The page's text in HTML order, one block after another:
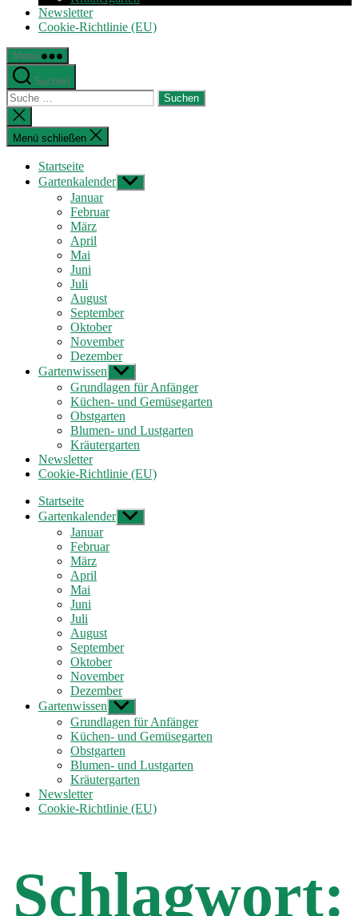
Newsletter
Cookie-Richtlinie (EU)
Menü
Suchen
Suche
nach:
Suche
schließen
Menü schließen
Startseite
Gartenkalender Untermenü
anzeigen
Januar
Februar
März
April
Mai
Juni
Juli
August
September
Oktober
November
Dezember
Gartenwissen Untermenü
anzeigen
Grundlagen für Anfänger
Küchen- und Gemüsegarten
Obstgarten
Blumen- und Lustgarten
Kräutergarten
Newsletter
Cookie-Richtlinie (EU)
Startseite
Gartenkalender Untermenü
anzeigen
Januar
Februar
März
April
Mai
Juni
Juli
August
September
Oktober
November
Dezember
Gartenwissen Untermenü
anzeigen
Grundlagen für Anfänger
Küchen- und Gemüsegarten
Obstgarten
Blumen- und Lustgarten
Kräutergarten
Newsletter
Cookie-Richtlinie (EU)
Schlagwort: